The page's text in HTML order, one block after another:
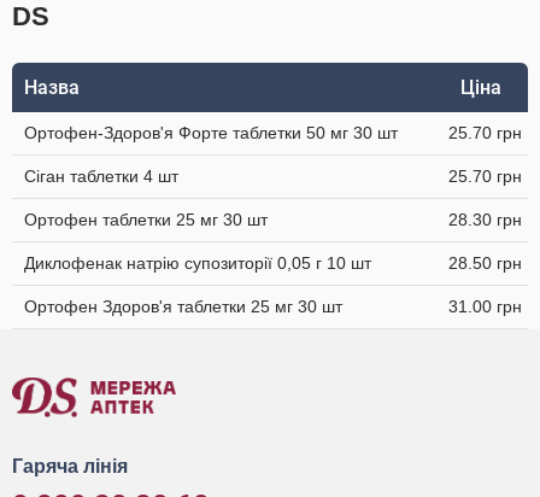
DS
Назва Ціна
Ортофен-Здоров'я Форте таблетки 50 мг 30 шт 25.70 грн
Сіган таблетки 4 шт 25.70 грн
Ортофен таблетки 25 мг 30 шт 28.30 грн
Диклофенак натрію супозиторії 0,05 г 10 шт 28.50 грн
Ортофен Здоров'я таблетки 25 мг 30 шт 31.00 грн
Гаряча лінія